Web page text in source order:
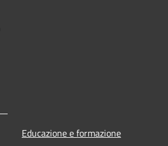
Educazione e formazione